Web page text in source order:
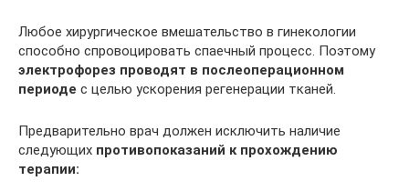
Любое хирургическое вмешательство в гинекологии
способно спровоцировать спаечный процесс. Поэтому
электрофорез проводят в послеоперационном
периоде с целью ускорения регенерации тканей.
Предварительно врач должен исключить наличие
следующих противопоказаний к прохождению
терапии: